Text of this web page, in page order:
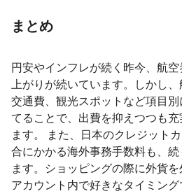
まとめ
円安やインフレが続く昨今、航
上がりが続いています。しかし
交通費、観光スポットなど項目
てることで、出費を抑えつつも
ます。 また、日本のクレジット
合にかかる海外事務手数料も、
ます。ショッピングの際に外貨を
アカウント内で好きなタイミン